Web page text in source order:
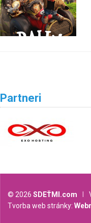
Partneri
© 2026 SDEŤMI.com
Tvorba web stránky: